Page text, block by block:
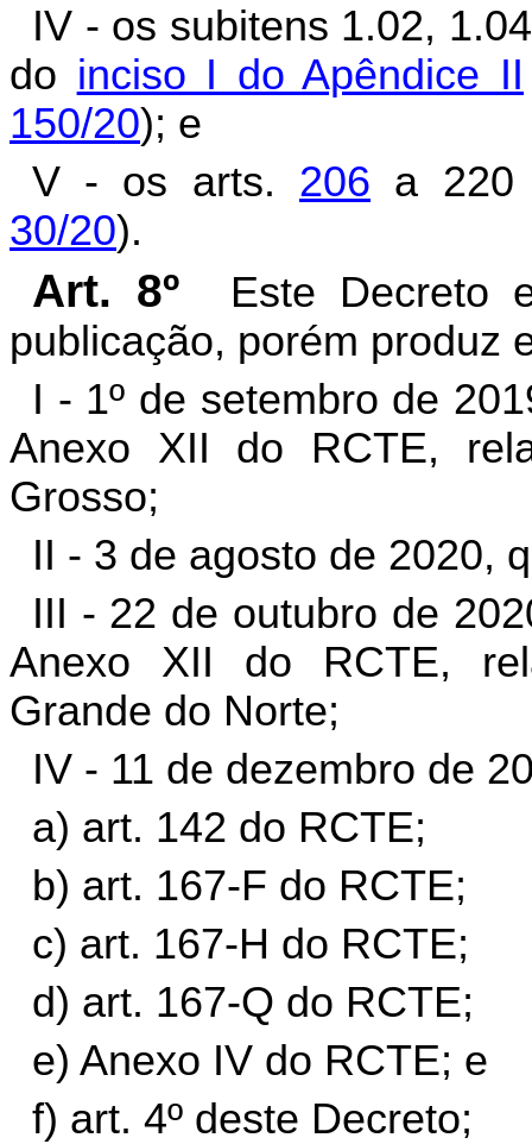
IV - os subitens 1.02,
do inciso I do Apêndice II
150/20); e
V - os arts. 206 a
30/20).
Art. 8º
Este Decreto
publicação, porém produz
I - 1º de setembro de
Anexo XII do RCTE,
Grosso;
II - 3 de agosto de 2020,
III - 22 de outubro de
Anexo XII do RCTE,
Grande do Norte;
IV - 11 de dezembro de
a) art. 142 do RCTE;
b) art. 167-F do RCTE;
c) art. 167-H do RCTE;
d) art. 167-Q do RCTE;
e) Anexo IV do RCTE; e
f) art. 4º deste Decreto;